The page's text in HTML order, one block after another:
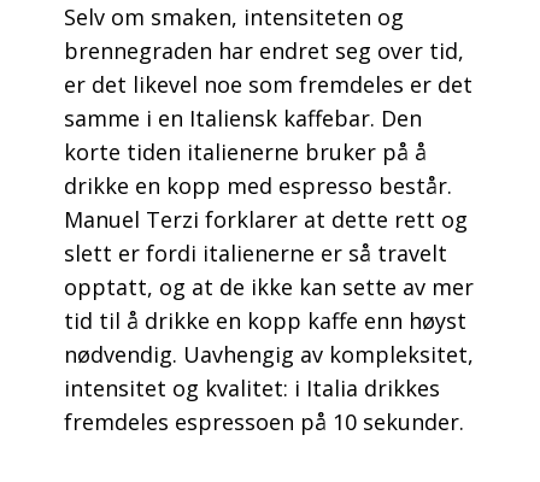
Selv om smaken, intensiteten og
brennegraden har endret seg over tid,
er det likevel noe som fremdeles er det
samme i en Italiensk kaffebar. Den
korte tiden italienerne bruker på å
drikke en kopp med espresso består.
Manuel Terzi forklarer at dette rett og
slett er fordi italienerne er så travelt
opptatt, og at de ikke kan sette av mer
tid til å drikke en kopp kaffe enn høyst
nødvendig. Uavhengig av kompleksitet,
intensitet og kvalitet: i Italia drikkes
fremdeles espressoen på 10 sekunder.